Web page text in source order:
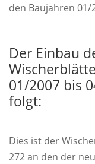
den Baujahren 01/
Der Einbau
01/2007 bis
folgt:
Dies ist der
272 an den der